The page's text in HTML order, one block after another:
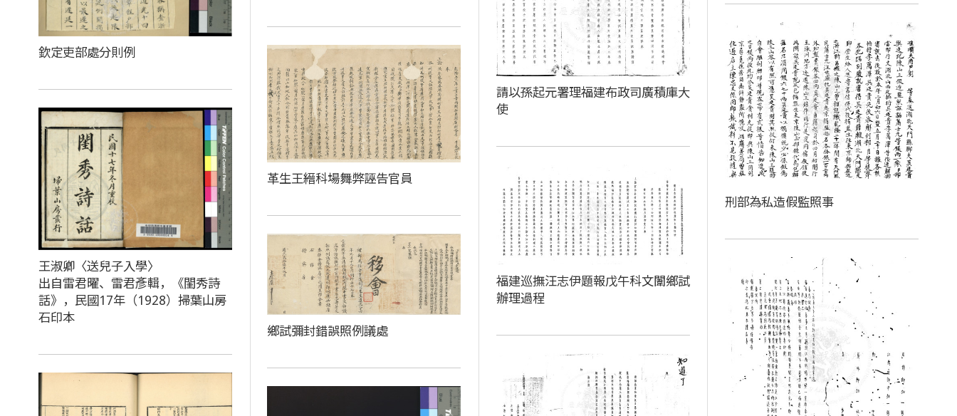
欽定吏部處分則例
請以孫起元署理福建布政司廣積庫大
使
刑部為私造假監照事
革生王縉科場舞弊誣告官員
王淑卿〈送兒子入學〉
出自雷君曜、雷君彥輯，《閨秀詩
話》，民國17年（1928）掃葉山房
石印本
福建巡撫汪志伊題報戊午科文闈鄉試
辦理過程
鄉試彌封錯誤照例議處